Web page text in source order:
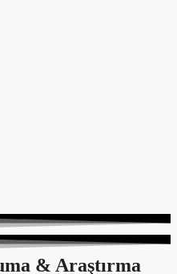
& Araştırma